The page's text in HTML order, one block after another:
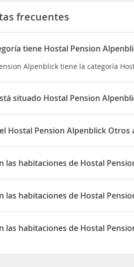
frecuentes
tiene Hostal Pension
Alpenblick tiene la categoría
situado Hostal Pension
Alpenblick está situado en
Hostal Pension Alpenblick
Pension Alpenblick permite Otros
las habitaciones de Hostal
del Hostal Pension
las habitaciones de Hostal
del Hostal Pension Alpenblick
las habitaciones de Hostal